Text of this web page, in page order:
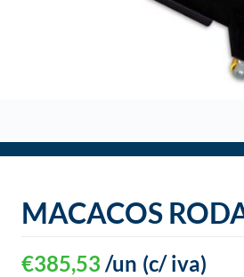
MACACOS
€385,53 (c/ iva)
/un